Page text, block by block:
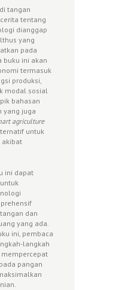
tangan
tentang
dianggap
yang
pada
buku ini akan
termasuk
produksi,
modal sosial
bahasan
yang juga
agriculture
untuk
akibat
ini dapat
dan
yang ada.
ini, pembaca
langkah
pangan